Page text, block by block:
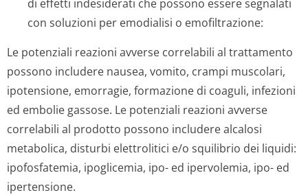
di effetti indesiderati che possono essere segnalati
con soluzioni per emodialisi o emofiltrazione:
Le potenziali reazioni avverse correlabili al trattamento
possono includere nausea, vomito, crampi muscolari,
ipotensione, emorragie, formazione di coaguli, infezioni
ed embolie gassose. Le potenziali reazioni avverse
correlabili al prodotto possono includere alcalosi
metabolica, disturbi elettrolitici e/o squilibrio dei liquidi:
ipofosfatemia, ipoglicemia, ipo- ed ipervolemia, ipo- ed
ipertensione.